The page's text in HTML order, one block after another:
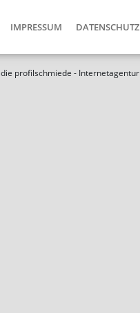
IMPRESSUM DATENSCHUTZ
die profilschmiede - Internetagentur